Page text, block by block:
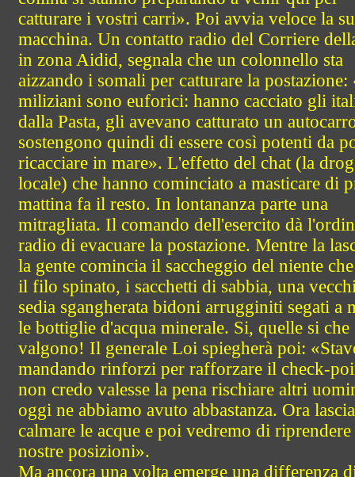
catturare i vostri carri». Poi avvia veloce la
macchina. Un contatto radio del Corriere
in zona Aidid, segnala che un colonnello sta
aizzando i somali per catturare la postazione:
miliziani sono euforici: hanno cacciato gli
dalla Pasta, gli avevano catturato un
sostengono quindi di essere così potenti da
ricacciare in mare». L'effetto del chat (la
locale) che hanno cominciato a masticare di
mattina fa il resto. In lontananza parte una
mitragliata. Il comando dell'esercito dà
radio di evacuare la postazione. Mentre la
la gente comincia il saccheggio del niente
il filo spinato, i sacchetti di sabbia, una
sedia sgangherata bidoni arrugginiti segati a
le bottiglie d'acqua minerale. Si, quelle si che
valgono! Il generale Loi spiegherà poi:
mandando rinforzi per rafforzare il check-
non credo valesse la pena rischiare altri
oggi ne abbiamo avuto abbastanza. Ora
calmare le acque e poi vedremo di riprendere
nostre posizioni».
Ma ancora una volta emerge una differenza